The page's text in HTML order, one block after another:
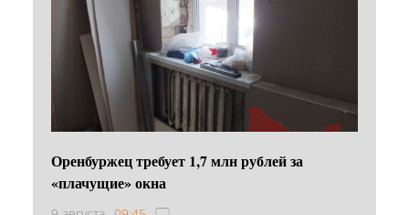
Оренбуржец требует 1,7 млн рублей за
«плачущие» окна